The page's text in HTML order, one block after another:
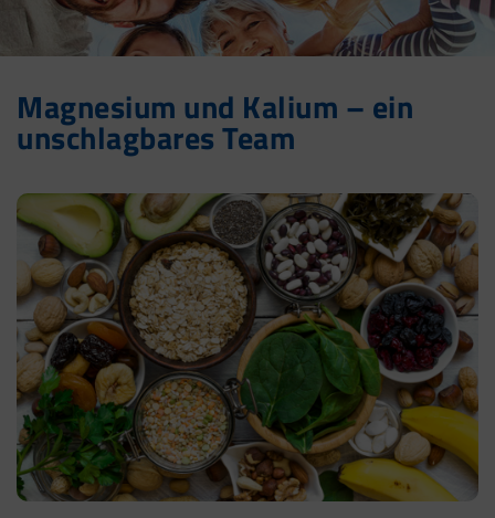
Magnesium und Kalium – ein
unschlagbares Team